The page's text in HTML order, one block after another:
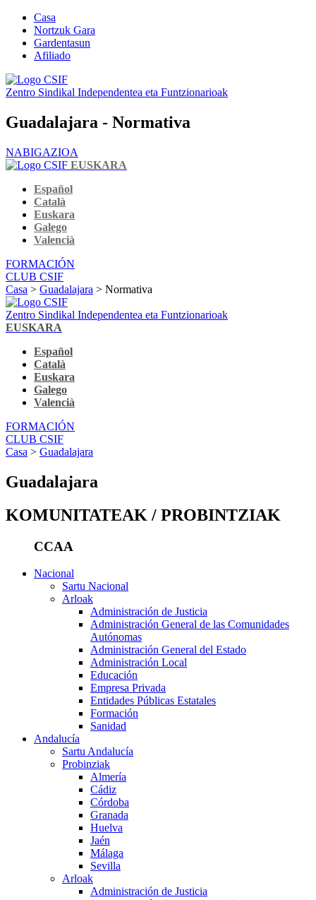
Casa
Nortzuk Gara
Gardentasun
Afiliado
Zentro Sindikal Independentea eta Funtzionarioak
Guadalajara - Normativa
NABIGAZIOA
EUSKARA
Español
Català
Euskara
Galego
Valencià
FORMACIÓN
CLUB CSIF
Casa > Guadalajara > Normativa
Zentro Sindikal Independentea eta Funtzionarioak
EUSKARA
Español
Català
Euskara
Galego
Valencià
FORMACIÓN
CLUB CSIF
Casa > Guadalajara
Guadalajara
KOMUNITATEAK / PROBINTZIAK
CCAA
Nacional
Sartu Nacional
Arloak
Administración de Justicia
Administración General de las Comunidades
Autónomas
Administración General del Estado
Administración Local
Educación
Empresa Privada
Entidades Públicas Estatales
Formación
Sanidad
Andalucía
Sartu Andalucía
Probinziak
Almería
Cádiz
Córdoba
Granada
Huelva
Jaén
Málaga
Sevilla
Arloak
Administración de Justicia